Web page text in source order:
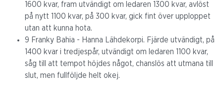
1600 kvar, fram utvändigt om ledaren 1300 kvar, avlöst
på nytt 1100 kvar, på 300 kvar, gick fint över upploppet
utan att kunna hota.
9 Franky Bahia - Hanna Lähdekorpi. Fjärde utvändigt, på
1400 kvar i tredjespår, utvändigt om ledaren 1100 kvar,
såg till att tempot höjdes något, chanslös att utmana till
slut, men fullföljde helt okej.